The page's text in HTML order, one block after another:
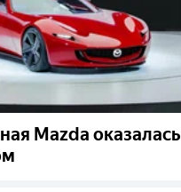
Mazda оказалась